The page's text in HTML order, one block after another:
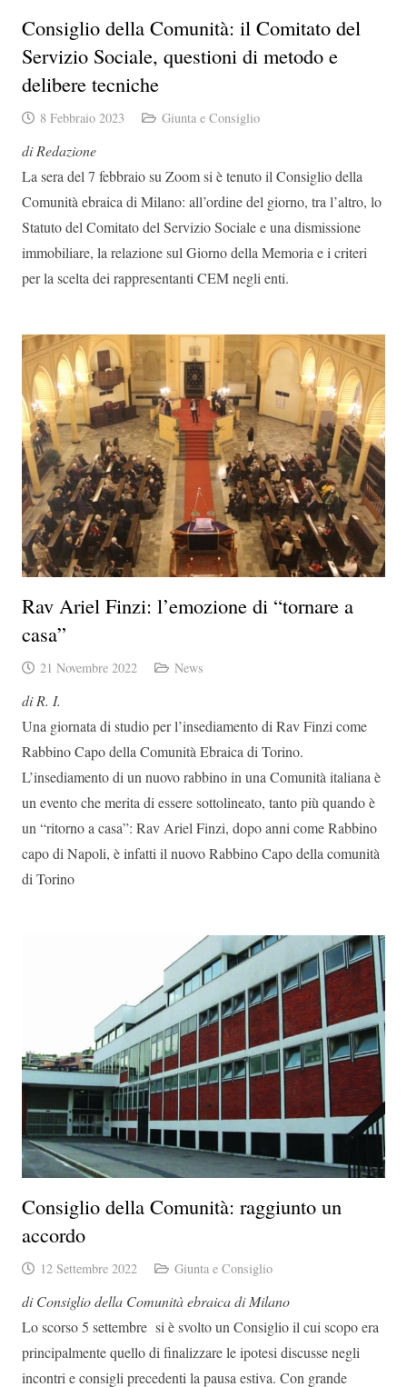
Consiglio della Comunità: il Comitato del
Servizio Sociale, questioni di metodo e
delibere tecniche
8 Febbraio 2023 Giunta e Consiglio
di Redazione
La sera del 7 febbraio su Zoom si è tenuto il Consiglio della
Comunità ebraica di Milano: all’ordine del giorno, tra l’altro, lo
Statuto del Comitato del Servizio Sociale e una dismissione
immobiliare, la relazione sul Giorno della Memoria e i criteri
per la scelta dei rappresentanti CEM negli enti.
Rav Ariel Finzi: l’emozione di “tornare a
casa”
21 Novembre 2022 News
di R. I.
Una giornata di studio per l’insediamento di Rav Finzi come
Rabbino Capo della Comunità Ebraica di Torino.
L’insediamento di un nuovo rabbino in una Comunità italiana è
un evento che merita di essere sottolineato, tanto più quando è
un “ritorno a casa”: Rav Ariel Finzi, dopo anni come Rabbino
capo di Napoli, è infatti il nuovo Rabbino Capo della comunità
di Torino
Consiglio della Comunità: raggiunto un
accordo
12 Settembre 2022 Giunta e Consiglio
di Consiglio della Comunità ebraica di Milano
Lo scorso 5 settembre si è svolto un Consiglio il cui scopo era
principalmente quello di finalizzare le ipotesi discusse negli
incontri e consigli precedenti la pausa estiva. Con grande